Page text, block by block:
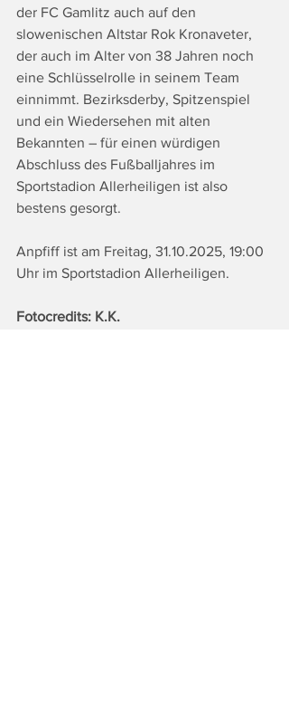
der FC Gamlitz auch auf den
slowenischen Altstar Rok Kronaveter,
der auch im Alter von 38 Jahren noch
eine Schlüsselrolle in seinem Team
einnimmt. Bezirksderby, Spitzenspiel
und ein Wiedersehen mit alten
Bekannten – für einen würdigen
Abschluss des Fußballjahres im
Sportstadion Allerheiligen ist also
bestens gesorgt.
Anpfiff ist am Freitag, 31.10.2025, 19:00
Uhr im Sportstadion Allerheiligen.
Fotocredits: K.K.